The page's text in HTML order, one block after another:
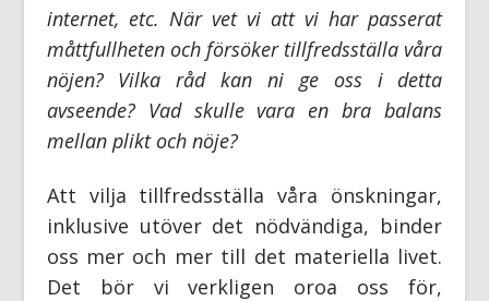
internet, etc. När vet vi att vi har passerat
måttfullheten och försöker tillfredsställa våra
nöjen? Vilka råd kan ni ge oss i detta
avseende? Vad skulle vara en bra balans
mellan plikt och nöje?
Att vilja tillfredsställa våra önskningar,
inklusive utöver det nödvändiga, binder
oss mer och mer till det materiella livet.
Det bör vi verkligen oroa oss för,